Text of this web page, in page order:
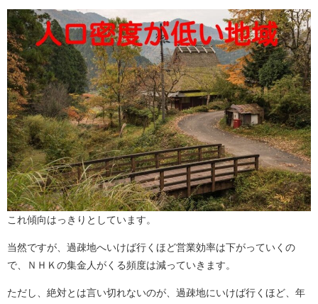
これ傾向はっきりとしています。
当然ですが、過疎地へいけば行くほど営業効率は下がっていくの
で、ＮＨＫの集金人がくる頻度は減っていきます。
ただし、絶対とは言い切れないのが、過疎地にいけば行くほど、年